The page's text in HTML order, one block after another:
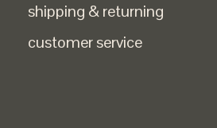
shipping & returning
customer service